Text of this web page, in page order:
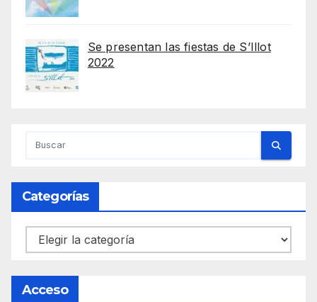
Se presentan las fiestas de S’Illot
2022
Categorías
Categorías
Acceso